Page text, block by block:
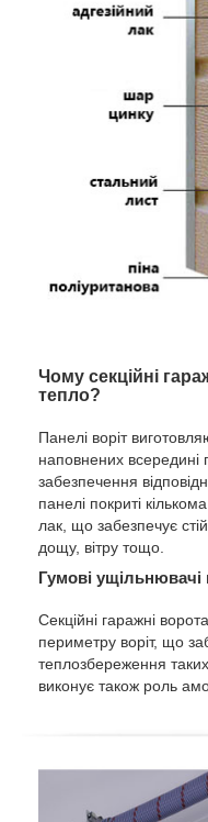
Чому секційні
тепло?
Панелі воріт
наповнених всередині
забезпечення
панелі покриті
лак, що забезпечує
дощу, вітру тощо.
Гумові
Секційні гаражні
периметру воріт, що
теплозбереження
виконує також роль